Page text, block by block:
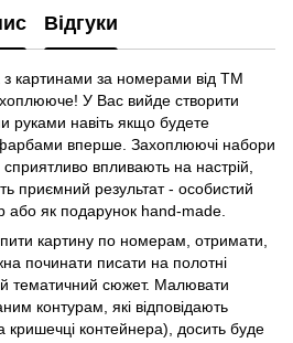
Відгуки
картинами за номерами від ТМ
У Вас вийде створити
руками навіть якщо будете
вперше. Захоплюючі набори
впливають на настрій,
приємний результат - особистий
або як подарунок hand-made.
картину по номерам, отримати,
починати писати на полотні
тематичний сюжет. Малювати
контурам, які відповідають
контейнера), досить буде